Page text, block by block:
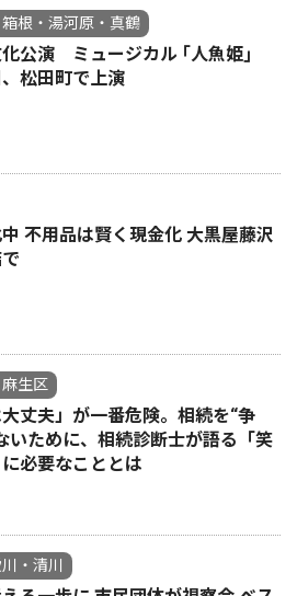
根・湯河原・真鶴
化公演 ミュージカル ｢人魚姫｣
松田町で上演
不用品は賢く現金化 大黒屋藤沢
生区
大丈夫」が一番危険。相続を“争
いために、相続診断士が語る「笑
必要なこととは
・清川